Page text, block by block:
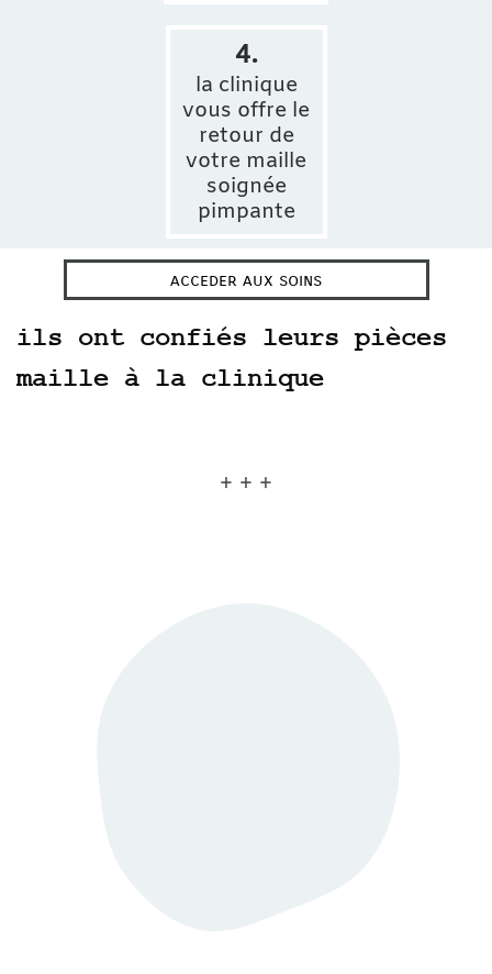
4.
la clinique
vous offre le
retour de
votre maille
soignée
pimpante
acceder aux soins
ils ont confiés leurs pièces
maille à la clinique
+ + +